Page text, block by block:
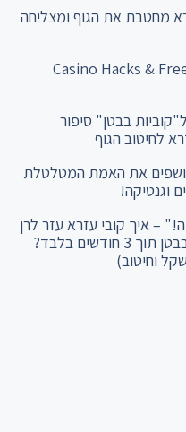
מחטבת את הגוף ומצליחה
Casino Hacks &
מ-28% שומן ל"קוביות בבטן" סיפור
לחיטוב הגוף
חושפים את האמת המטלטלת
וגנטיקה!
– איך קובי עזרא עזר לרן
לחטב את הגוף ולגלות את הקוביות בבטן תוך 3 חודשים בלבד?
וחיטוב)